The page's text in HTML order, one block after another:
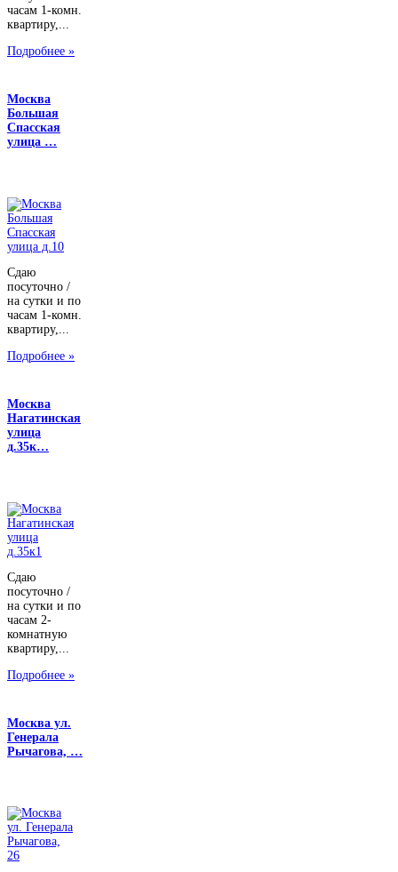
часам 1-комн.
квартиру,...
Подробнее »
Москва
Большая
Спасская
улица …
Сдаю
посуточно /
на сутки и по
часам 1-комн.
квартиру,...
Подробнее »
Москва
Нагатинская
улица
д.35к…
Сдаю
посуточно /
на сутки и по
часам 2-
комнатную
квартиру,...
Подробнее »
Москва ул.
Генерала
Рычагова, …